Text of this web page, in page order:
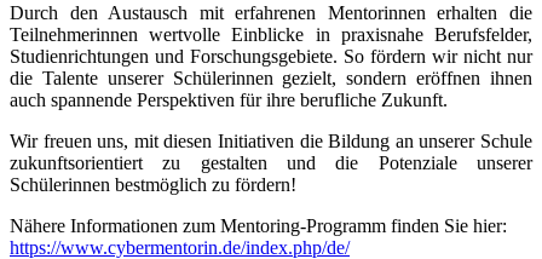
Durch den Austausch mit erfahrenen Mentorinnen erhalten die
Teilnehmerinnen wertvolle Einblicke in praxisnahe Berufsfelder,
Studienrichtungen und Forschungsgebiete. So fördern wir nicht nur
die Talente unserer Schülerinnen gezielt, sondern eröffnen ihnen
auch spannende Perspektiven für ihre berufliche Zukunft.
Wir freuen uns, mit diesen Initiativen die Bildung an unserer Schule
zukunftsorientiert zu gestalten und die Potenziale unserer
Schülerinnen bestmöglich zu fördern!
Nähere Informationen zum Mentoring-Programm finden Sie hier:
https://www.cybermentorin.de/index.php/de/